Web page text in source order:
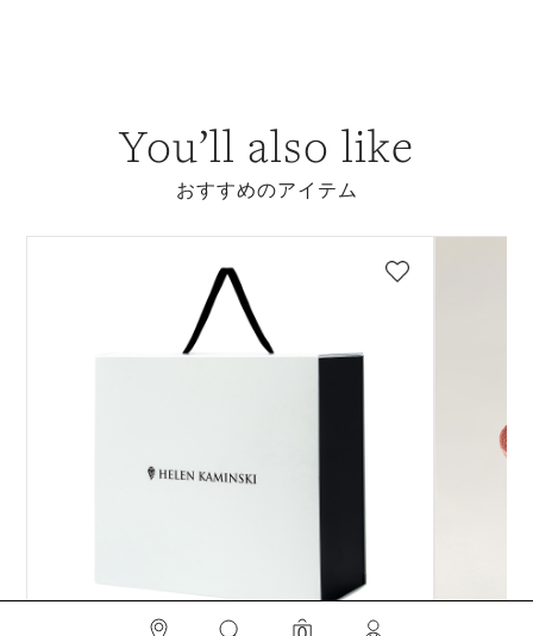
You’ll also like
おすすめのアイテム